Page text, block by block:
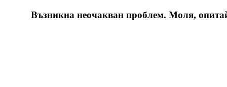
Възникна неочакван проблем. Моля,